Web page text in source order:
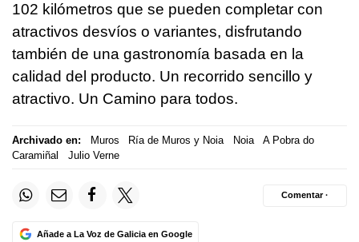
102 kilómetros que se pueden completar con
atractivos desvíos o variantes, disfrutando
también de una gastronomía basada en la
calidad del producto. Un recorrido sencillo y
atractivo. Un Camino para todos.
Archivado en: Muros Ría de Muros y Noia Noia
A Pobra do
Caramiñal
Julio Verne
Añade a La Voz de Galicia en Google
Comentar ·